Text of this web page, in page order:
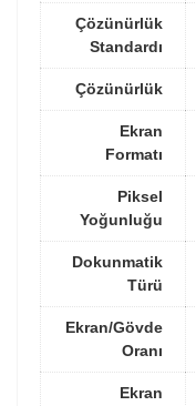
Çözünürlük
Standardı
Çözünürlük
Ekran
Formatı
Piksel
Yoğunluğu
Dokunmatik
Türü
Ekran/Gövde
Oranı
Ekran